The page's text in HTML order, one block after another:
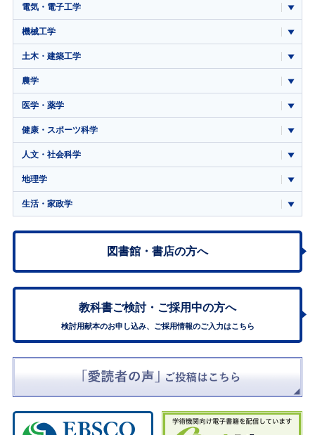
電気・電子工学
機械工学
土木・建築工学
農学
医学・薬学
健康・スポーツ科学
人文・社会科学
地理学
生活・家政学
図書館・書店の方へ
教科書ご検討・ ご採用中の方へ
検討用献本のお申し込み、ご採用情報のご入力はこちら